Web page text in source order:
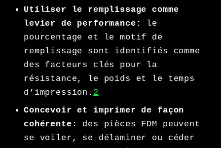
Utiliser le remplissage comme
levier de performance:
le
pourcentage et le motif de
remplissage sont identifiés comme
des facteurs clés pour la
résistance, le poids et le temps
d’impression. 2
Concevoir et imprimer de façon
cohérente:
des pièces FDM peuvent
se voiler, se délaminer ou céder